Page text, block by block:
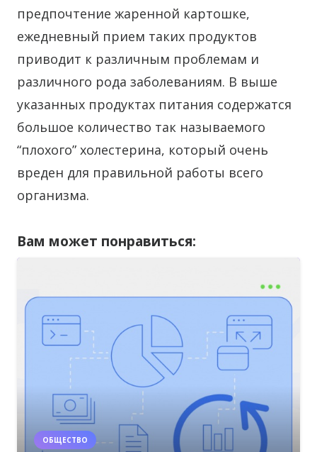
предпочтение жаренной картошке,
ежедневный прием таких продуктов
приводит к различным проблемам и
различного рода заболеваниям. В выше
указанных продуктах питания содержатся
большое количество так называемого
“плохого” холестерина, который очень
вреден для правильной работы всего
организма.
Вам может понравиться:
ОБЩЕСТВО